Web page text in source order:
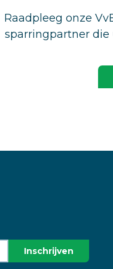
Raadpleeg onze
sparringpartner